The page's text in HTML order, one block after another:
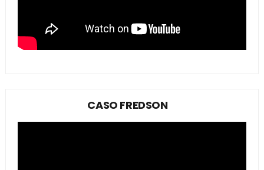
CASO FREDSON